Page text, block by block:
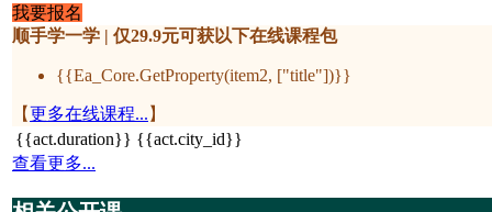
我要报名
顺手学一学 | 仅29.9元可获以下在线课程包
{{Ea_Core.GetProperty(item2, ["title"])}}
【更多在线课程... 】
{{act.duration}} {{act.city_id}}
查看更多...